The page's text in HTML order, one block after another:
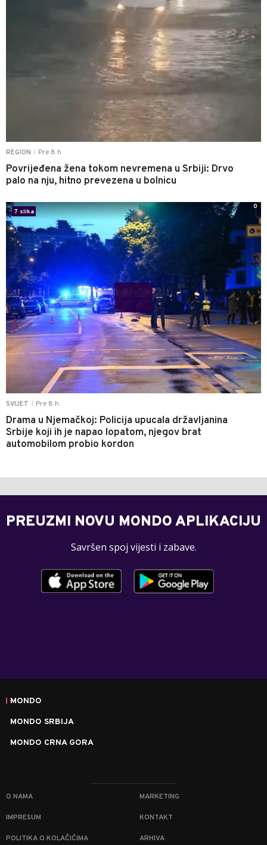
REGION Pre 8 h
Povrijeđena žena tokom nevremena u Srbiji: Drvo
palo na nju, hitno prevezena u bolnicu
SVIJET Pre 8 h
Drama u Njemačkoj: Policija upucala državljanina
Srbije koji ih je napao lopatom, njegov brat
automobilom probio kordon
7 slika
0
PREUZMI NOVU MONDO APLIKACIJU
Savršen spoj vijesti i zabave.
MONDO
MONDO SRBIJA
MONDO CRNA GORA
O NAMA MARKETING
IMPRESUM KONTAKT
POLITIKA O KOLAČIĆIMA ARHIVA